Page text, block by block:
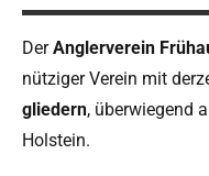
DerAnglervere­in
nütziger Vere­in mit
gliedern, über­wiegend
Holstein.